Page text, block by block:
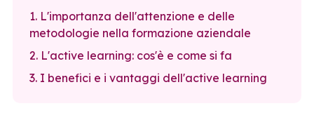
1. L'importanza dell'attenzione e delle
metodologie nella formazione aziendale
2. L'active learning: cos'è e come si fa
3. I benefici e i vantaggi dell'active learning